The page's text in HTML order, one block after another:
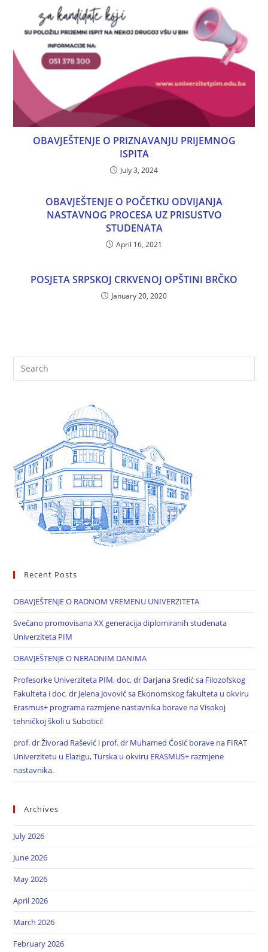
OBAVJEŠTENJE O PRIZNAVANJU PRIJEMNOG
ISPITA
July 3, 2024
OBAVJEŠTENJE O POČETKU ODVIJANJA
NASTAVNOG PROCESA UZ PRISUSTVO
STUDENATA
April 16, 2021
POSJETA SRPSKOJ CRKVENOJ OPŠTINI BRČKO
January 20, 2020
Recent Posts
OBAVJEŠTENJE O RADNOM VREMENU UNIVERZITETA
Svečano promovisana XX generacija diplomiranih studenata
Univerziteta PIM
OBAVJEŠTENJE O NERADNIM DANIMA
Profesorke Univerziteta PIM, doc. dr Darjana Sredić sa Filozofskog
Fakulteta i doc. dr Jelena Jovović sa Ekonomskog fakulteta u okviru
Erasmus+ programa razmjene nastavnika borave na Visokoj
tehničkoj školi u Subotici!
prof. dr Živorad Rašević i prof. dr Muhamed Ćosić borave na FIRAT
Univerzitetu u Elazigu, Turska u okviru ERASMUS+ razmjene
nastavnika.
Archives
July 2026
June 2026
May 2026
April 2026
March 2026
February 2026